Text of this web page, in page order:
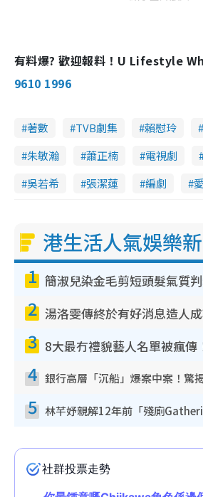
有料爆? 歡迎報料！U Lifestyle
9610 1996
著數 TVB劇集 賴慰玲
朱敏瀚
蕭正楠 電視劇
吳若希
張潔蓮 編劇
港生活人氣娛樂
1
2
3
4
5